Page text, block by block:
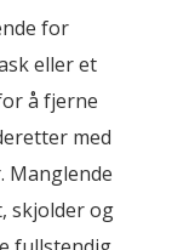
for
eller et
å fjerne
med
Manglende
skjolder og